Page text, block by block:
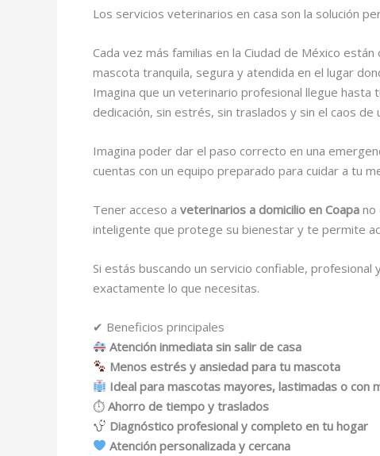
Los servicios veterinarios en casa son la solución
Cada vez más familias en la Ciudad de México
mascota tranquila, segura y atendida en el lugar
Imagina que un veterinario profesional llegue
dedicación, sin estrés, sin traslados y sin el caos de
Imagina poder dar el paso correcto en una
cuentas con un equipo preparado para cuidar a tu
Tener acceso a veterinarios a domicilio en Coapa no
inteligente que protege su bienestar y te permite
Si estás buscando un servicio confiable,
exactamente lo que necesitas.
✔ Beneficios principales
Atención inmediata sin salir de casa
Menos estrés y ansiedad para tu mascota
Ideal para mascotas mayores, lastimadas o con
⏱ Ahorro de tiempo y traslados
Diagnóstico profesional y completo en tu hogar
Atención personalizada y cercana